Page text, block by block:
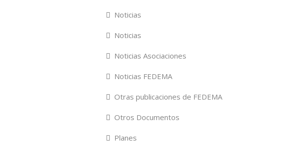
Noticias
Noticias
Noticias Asociaciones
Noticias FEDEMA
Otras publicaciones de FEDEMA
Otros Documentos
Planes